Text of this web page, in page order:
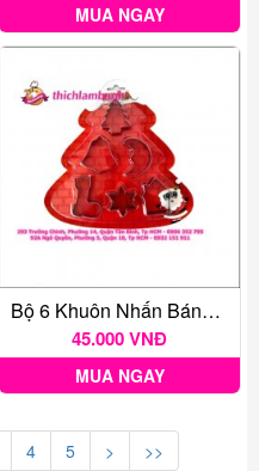
MUA NGAY
Bộ 6 Khuôn Nhấn Bánh Quy Giáng Sinh
45.000 VNĐ
MUA NGAY
4 5 > >>